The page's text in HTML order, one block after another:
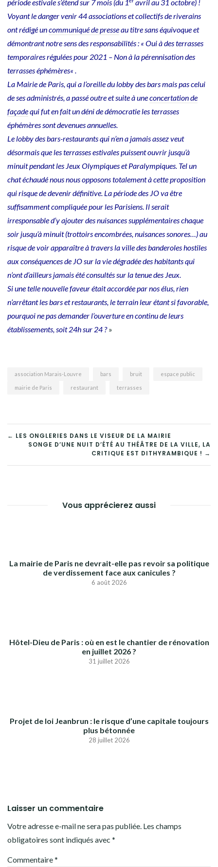
période estivale s’étend sur 7 mois (du 1
avril au 31 octobre) !
Voyant le danger venir 44 associations et collectifs de riverains
ont rédigé uncommuniqué de presseau titre sans équivoque et
démontrant notre sens des responsabilités : « Oui à des terrasses
temporaires régulées pour 2021 – Non à la pérennisation des
terrasses éphémères« .
La Mairie de Paris, qui a l’oreille du lobby des bars mais pas celui
de ses administrés, a passé outre et suite à uneconcertation de
façadequi fut en fait un déni de démocratie les terrasses
éphémères sont devenues annuelles.
Le lobby des bars-restaurants qui n’en a jamais assez veut
désormais que les terrasses estivales puissent ouvrir jusqu’à
minuit pendant les Jeux Olympiques et Paralympiques. Tel un
chat échaudé nous nous opposons totalement à cette proposition
qui risque de devenir définitive. La période des JO va être
suffisamment compliquée pour les Parisiens. Il serait
irresponsable d’y ajouter des nuisances supplémentaires chaque
soir jusqu’à minuit (trottoirs encombrées, nuisances sonores…) au
risque de voir apparaître à travers la ville des banderoles hostiles
aux conséquences de JO sur la vie dégradée des habitants qui
n’ont d’ailleurs jamais été consultés sur la tenue des Jeux.
Si une telle nouvelle faveur était accordée par nos élus, rien
n’arrêtant les bars et restaurants, le terrain leur étant si favorable,
pourquoi ne pas demander l’ouverture en continu de leurs
établissements, soit 24h sur 24 ?»
association Marais-Louvre bars bruit espace public
mairie de Paris restaurant terrasses
NAVIGATION
DE
← LES ONGLERIES DANS LE VISEUR DE LA MAIRIE
SONGE D’UNE NUIT D’ÉTÉ AU THÉÂTRE DE LA VILLE, LA
CRITIQUE EST DITHYRAMBIQUE ! →
Vous apprécierez aussi
La mairie de Paris ne devrait-elle pas revoir sa politique
de verdissement face aux canicules ?
6 août 2026
Hôtel-Dieu de Paris : où en est le chantier de rénovation
en juillet 2026 ?
31 juillet 2026
Projet de loi Jeanbrun : le risque d’une capitale toujours
plus bétonnée
28 juillet 2026
Laisser un commentaire
Votre adresse e-mail ne sera pas publiée. Les champs
obligatoires sont indiqués avec *
Commentaire*